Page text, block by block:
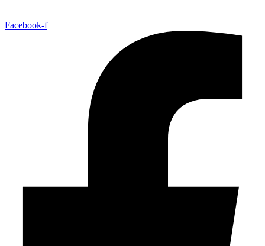
Facebook-f